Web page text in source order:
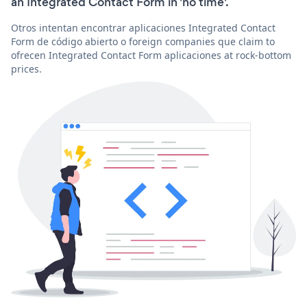
Otros intentan encontrar aplicaciones Integrated Contact
Form de código abierto o foreign companies que claim to
ofrecen Integrated Contact Form aplicaciones at rock-bottom
prices.